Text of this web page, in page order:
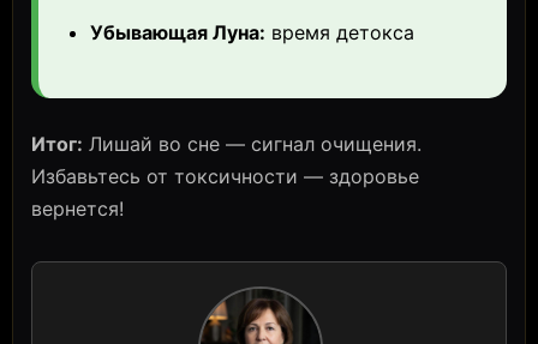
Убывающая Луна: время детокса
Итог: Лишай во сне — сигнал очищения.
Избавьтесь от токсичности — здоровье
вернется!